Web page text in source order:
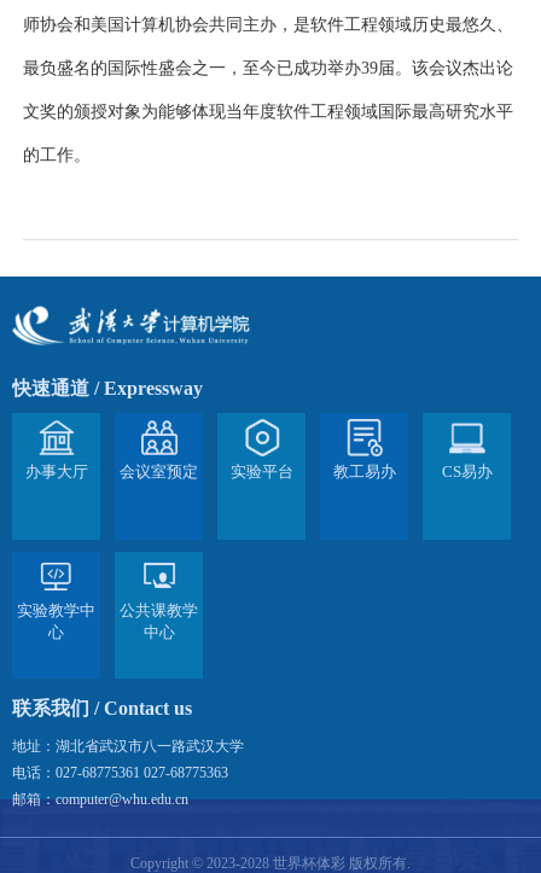
师协会和美国计算机协会共同主办，是软件工程领域历史最悠久、
最负盛名的国际性盛会之一，至今已成功举办39届。该会议杰出论
文奖的颁授对象为能够体现当年度软件工程领域国际最高研究水平
的工作。
快速通道 / Expressway
办事大厅 会议室预定 实验平台 教工易办 CS易办
实验教学中
心
公共课教学
中心
联系我们 / Contact us
地址：湖北省武汉市八一路武汉大学
电话：027-68775361 027-68775363
邮箱：computer@whu.edu.cn
Copyright © 2023-2028 世界杯体彩 版权所有.